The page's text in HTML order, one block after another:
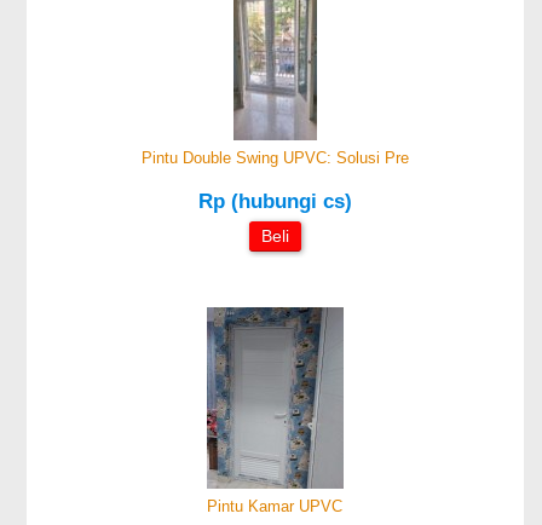
Pintu Double Swing UPVC: Solusi Pre
Rp (hubungi cs)
Beli
Pintu Kamar UPVC